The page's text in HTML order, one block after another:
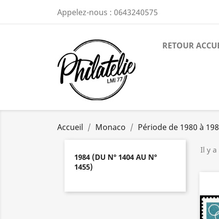
Appelez-nous : 0643240575
RETOUR
Accueil Monaco Période de 1980 à
1984 (DU N° 1404 AU N°
1455)
Il y a